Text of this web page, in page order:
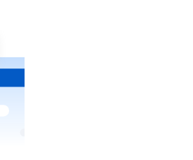
en espèces et d'autres